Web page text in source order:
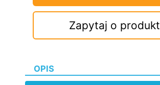
Zapytaj o produkt
OPIS